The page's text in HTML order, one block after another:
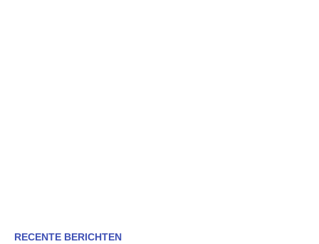
RECENTE BERICHTEN